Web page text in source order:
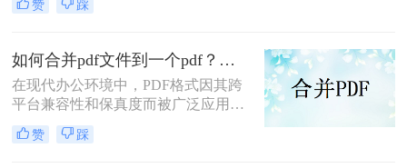
么如何将多个PDF文件合并呢？本文
赞 踩
如何合并pdf文件到一个pdf？分享三种不同的方法来帮助您轻松合并！
在现代办公环境中，PDF格式因其跨
平台兼容性和保真度而被广泛应用于
文档管理和分享。然而，当需要整合
多个PDF文件时，找到一种简单且有
赞 踩